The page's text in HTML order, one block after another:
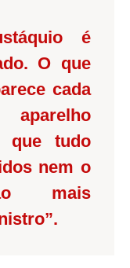
é
O que
cada
que tudo
nem o
mais